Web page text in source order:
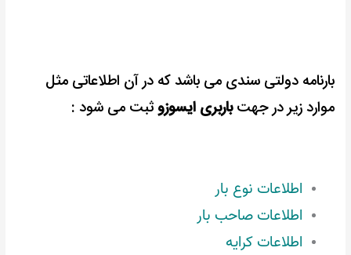
بارنامه دولتی سندی می باشد که در آن اطلاعاتی مثل
موارد زیر در جهتباربری ایسوزوثبت می شود :
اطلاعات نوع بار
اطلاعات صاحب بار
اطلاعات کرایه